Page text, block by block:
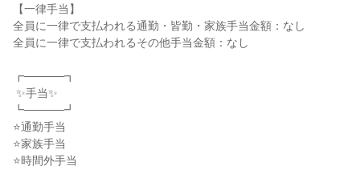
【一律手当】
全員に一律で支払われる通勤・皆勤・家族手当金額：なし
全員に一律で支払われるその他手当金額：なし
┏─────┓
┗─────┛
⭐通勤手当
⭐家族手当
⭐時間外手当